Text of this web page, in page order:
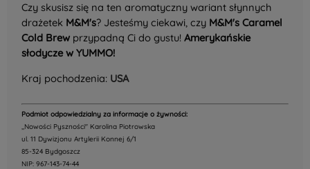
Czy skusisz się na ten aromatyczny wariant słynnych
drażetek M&M's? Jesteśmy ciekawi, czy M&M's Caramel
Cold Brew przypadną Ci do gustu! Amerykańskie
słodycze w YUMMO!
Kraj pochodzenia: USA
Podmiot odpowiedzialny za informacje o żywności:
,,Nowości Pyszności" Karolina Piotrowska
ul. 11 Dywizjonu Artylerii Konnej 6/1
85-324 Bydgoszcz
NIP: 967-143-74-44